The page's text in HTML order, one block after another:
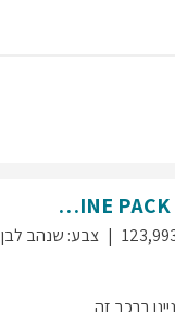
SHINE PACK
צבע: שנהב לבן
ברכב זה